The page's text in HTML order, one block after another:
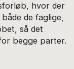
hvor der
de faglige,
så det
begge parter.